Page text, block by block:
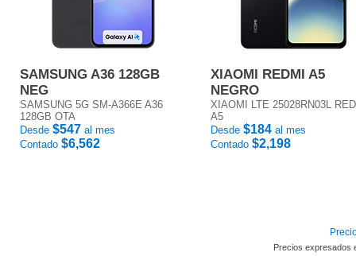
SAMSUNG A36 128GB
NEG
SAMSUNG 5G SM-A366E A36
128GB OTA
Desde $547 al mes
Contado $6,562
XIAOMI REDMI A5
NEGRO
XIAOMI LTE 25028RN03L
A5
Desde $184 al mes
Contado $2,198
Precios expresados